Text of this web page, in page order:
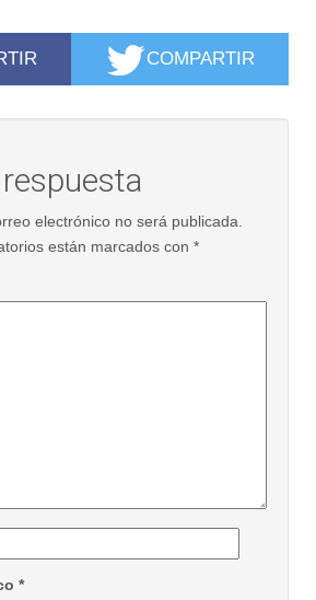
COMPARTIR
electrónico no será publicada.
están marcados con *
*